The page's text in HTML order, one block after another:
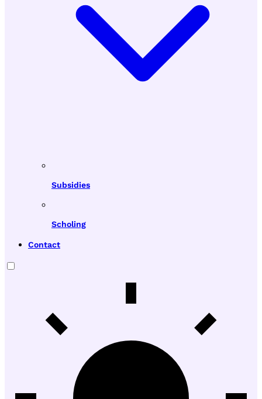
Subsidies
Scholing
Contact